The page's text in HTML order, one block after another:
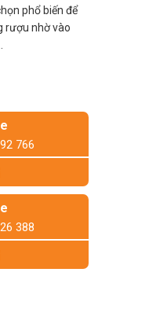
phổ biến để
rượu nhờ vào
766
388